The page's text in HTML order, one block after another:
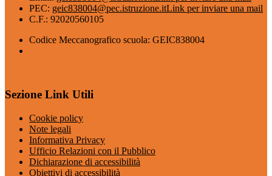
PEC: geic838004@pec.istruzione.itLink per inviare una mail
C.F.: 92020560105
Codice Meccanografico scuola: GEIC838004
Sezione Link Utili
Cookie policy
Note legali
Informativa Privacy
Ufficio Relazioni con il Pubblico
Dichiarazione di accessibilità
Obiettivi di accessibilità